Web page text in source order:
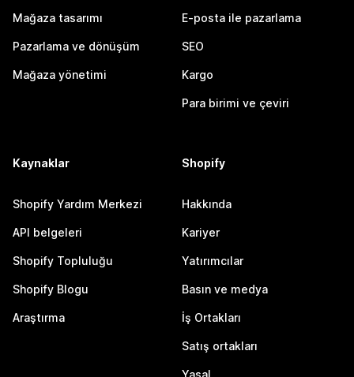
Mağaza tasarımı
Pazarlama ve dönüşüm
Mağaza yönetimi
E-posta ile pazarlama
SEO
Kargo
Para birimi ve çeviri
Kaynaklar
Shopify Yardım Merkezi
API belgeleri
Shopify Topluluğu
Shopify Blogu
Araştırma
Shopify
Hakkında
Kariyer
Yatırımcılar
Basın ve medya
İş Ortakları
Satış ortakları
Yasal